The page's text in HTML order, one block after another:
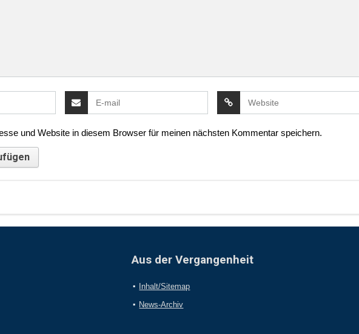
und Website in diesem Browser für meinen nächsten Kommentar speichern.
Aus der Vergangenheit
Inhalt/Sitemap
News-Archiv